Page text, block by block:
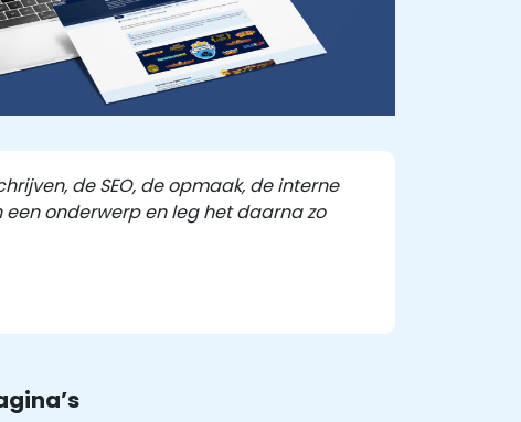
de SEO, de opmaak, de interne
onderwerp en leg het daarna zo